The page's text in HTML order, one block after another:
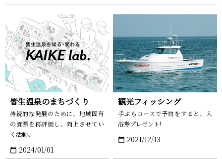
おーゆ・ランド
call0859-31-2666
おーゆ・ホテル
0859-31-3333
皆生温泉のまちづくり
持続的な発展のために、地域固有
の資源を再評価し、向上させてい
く活動。
calendar_today 2024/01/01
観光フィッシング
手ぶらコースで予約をすると、入
浴券プレゼント!
calendar_today 2021/12/13